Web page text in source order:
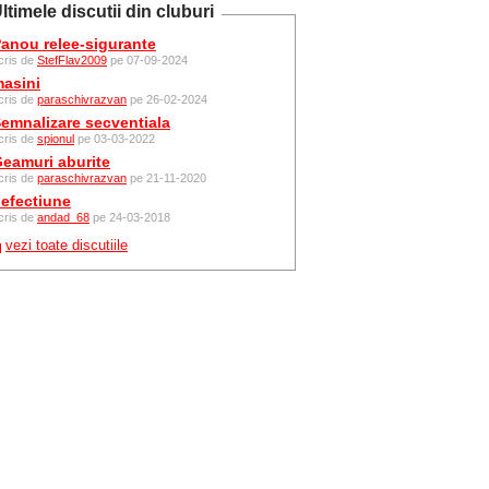
discutii din cluburi
relee-sigurante
de StefFlav2009 pe 07-09-2024
de paraschivrazvan pe 26-02-2024
secventiala
de spionul pe 03-03-2022
aburite
de paraschivrazvan pe 21-11-2020
de andad_68 pe 24-03-2018
vezi toate discutiile